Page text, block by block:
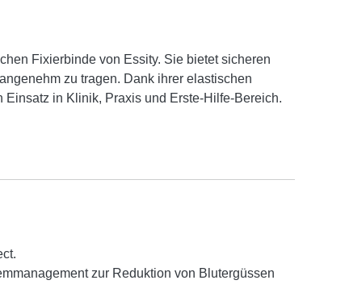
Fixierbinde von Essity. Sie bietet sicheren
zu tragen. Dank ihrer elastischen
in Klinik, Praxis und Erste-Hilfe-Bereich.
zur Reduktion von Blutergüssen